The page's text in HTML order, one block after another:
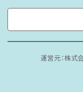
運営元：株式